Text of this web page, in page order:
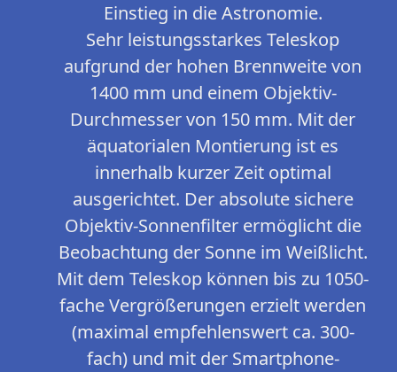
Einstieg in die Astronomie.
Sehr leistungsstarkes Teleskop
aufgrund der hohen Brennweite von
1400 mm und einem Objektiv-
Durchmesser von 150 mm. Mit der
äquatorialen Montierung ist es
innerhalb kurzer Zeit optimal
ausgerichtet. Der absolute sichere
Objektiv-Sonnenfilter ermöglicht die
Beobachtung der Sonne im Weißlicht.
Mit dem Teleskop können bis zu 1050-
fache Vergrößerungen erzielt werden
(maximal empfehlenswert ca. 300-
fach) und mit der Smartphone-